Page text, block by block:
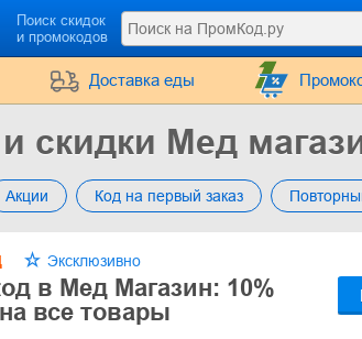
Поиск скидок
и промокодов
Доставка еды
скидки Мед
Акции Код на первый заказ
Эксклюзивно
в Мед Магазин: 10%
все товары